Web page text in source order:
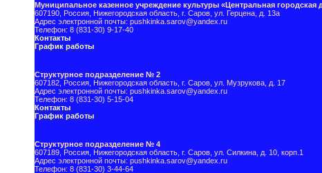
Муниципальное казенное учреждение культуры «Центральная
607190, Россия, Нижегородская область, г. Саров, ул. Герцена, д. 13а
Адрес электронной почты: pushkinka.sarov@yandex.ru
Телефон: 8 (831-30) 9-17-40
Контакты
График работы
Структурное подразделение № 2
607182, Россия, Нижегородская область, г. Саров, ул. Музрукова, д. 17
Адрес электронной почты: pushkinka.sarov@yandex.ru
Телефон: 8 (831-30) 5-15-04
Контакты
График работы
Структурное подразделение № 4
607189, Россия, Нижегородская область, г. Саров, ул. Силкина, д. 10, корп.1
Адрес электронной почты: pushkinka.sarov@yandex.ru
Телефон: 8 (831-30) 3-44-64